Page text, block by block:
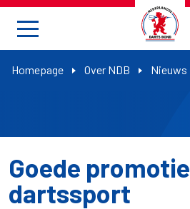
Homepage Over NDB Nieuws
Goede promotie
dartssport